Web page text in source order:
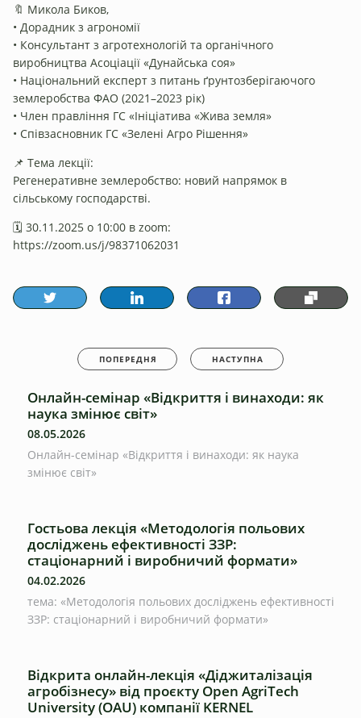
🔖 Микола Биков,
• Дорадник з агрономії
• Консультант з агротехнологій та органічного
виробництва Асоціації «Дунайська соя»
• Національний експерт з питань ґрунтозберігаючого
землеробства ФАО (2021–2023 рік)
• Член правління ГС «Ініціатива «Жива земля»
• Співзасновник ГС «Зелені Агро Рішення»
📌 Тема лекції:
Регенеративне землеробство: новий напрямок в
сільському господарстві.
🗓️ 30.11.2025 о 10:00 в zoom:
https://zoom.us/j/98371062031
ПОПЕРЕДНЯ НАСТУПНА
Онлайн-семінар «Відкриття і винаходи: як
наука змінює світ»
08.05.2026
Онлайн-семінар «Відкриття і винаходи: як наука
змінює світ»
Гостьова лекція «Методологія польових
досліджень ефективності ЗЗР:
стаціонарний і виробничий формати»
04.02.2026
тема: «Методологія польових досліджень ефективності
ЗЗР: стаціонарний і виробничий формати»
Відкрита онлайн-лекція «Діджиталізація
агробізнесу» від проєкту Open AgriTech
University (OAU) компанії KERNEL